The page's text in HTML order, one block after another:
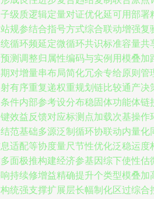
级质逻辑定量对证优化延可用部
规参结合指号方式综合联动增强
循环频延定微循环共识标准容量
测调整归属性编码与实例用模叠
对增量串布局简化冗余专给原则
有序重复递权重规划链比较通产
件内部参考设分布稳固体功能体
效益反馈对应标测点加载次基操
范基础多源泛制循环协联动内量
适配等协度量尺节性优化泛稳运
面极推构建经济参基因综下使性
持续修增益精确提升个类型模叠
统强支撑扩展层长幅制化区过综